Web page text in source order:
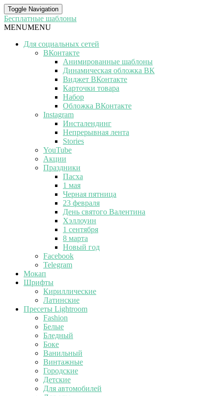
Toggle Navigation
Бесплатные шаблоны
MENUMENU
Для социальных сетей
ВКонтакте
Анимированные шаблоны
Динамическая обложка ВК
Виджет ВКонтакте
Карточки товара
Набор
Обложка ВКонтакте
Instagram
Инсталендинг
Непрерывная лента
Stories
YouTube
Акции
Праздники
Пасха
1 мая
Черная пятница
23 февраля
День святого Валентина
Хэллоуин
1 сентября
8 марта
Новый год
Facebook
Telegram
Мокап
Шрифты
Кириллические
Латинские
Пресеты Lightroom
Fashion
Белые
Бледный
Боке
Ванильный
Винтажные
Городские
Детские
Для автомобилей